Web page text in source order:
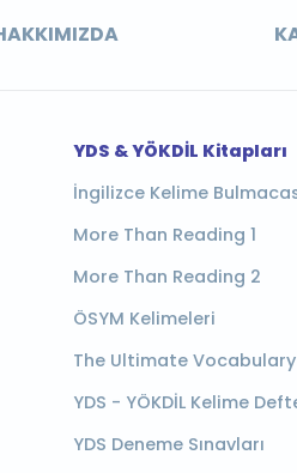
YDS & YÖKDİL Kitapları
İngilizce Kelime
More Than Reading 1
More Than Reading 2
ÖSYM Kelimeleri
The Ultimate
YDS - YÖKDİL Kelime
YDS Deneme Sınavları